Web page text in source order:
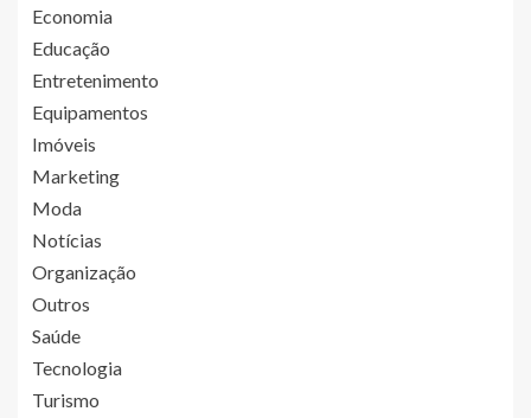
Economia
Educação
Entretenimento
Equipamentos
Imóveis
Marketing
Moda
Notícias
Organização
Outros
Saúde
Tecnologia
Turismo